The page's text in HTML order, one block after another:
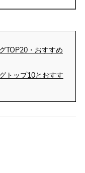
TOP20・おすすめ
トップ10とおすす